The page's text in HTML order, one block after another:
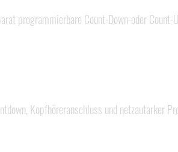
programmierbare Count-Down-oder
Kopfhöreranschluss und netzautarker